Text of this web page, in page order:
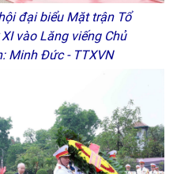
đại biểu Mặt trận Tổ
vào Lăng viếng Chủ
Minh Đức - TTXVN